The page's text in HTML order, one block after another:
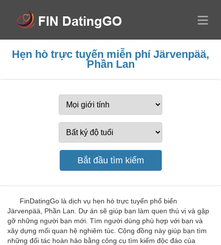
Hẹn hò trực tuyến miễn phí Järvenpää,
Phần Lan
FinDatingGo là dịch vụ hẹn hò trực tuyến phổ biến
Järvenpää, Phần Lan. Dự án sẽ giúp bạn làm quen thú vị và gặp
gỡ những người bạn mới. Tìm người dùng phù hợp với bạn và
xây dựng mối quan hệ nghiêm túc. Cộng đồng này giúp bạn tìm
những đối tác hoàn hảo bằng công cụ tìm kiếm độc đáo của